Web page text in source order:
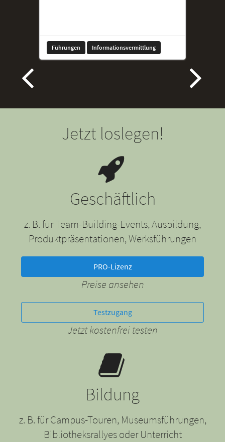
Führungen Informationsvermittlung
Jetzt loslegen!
Geschäftlich
z. B. für Team-Building-Events, Ausbildung,
Produktpräsentationen, Werksführungen
PRO-Lizenz
Preise ansehen
Testzugang
Jetzt kostenfrei testen
Bildung
z. B. für Campus-Touren, Museumsführungen,
Bibliotheksrallyes oder Unterricht